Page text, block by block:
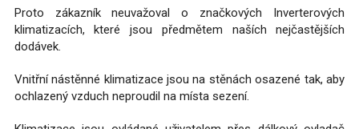
Proto zákazník neuvažoval o značkových Inverterových
klimatizacích, které jsou předmětem naších nejčastějších
dodávek.
Vnitřní nástěnné klimatizace jsou na stěnách osazené tak, aby
ochlazený vzduch neproudil na místa sezení.